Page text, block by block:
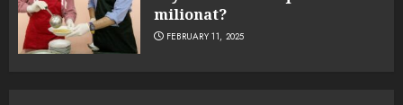
milionat?
FEBRUARY 11, 2025
3 MARCH 25, 2025